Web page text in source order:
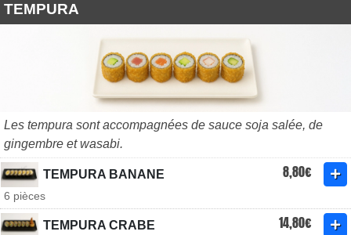
TEMPURA
Les tempura sont accompagnées de sauce soja salée, de
gingembre et wasabi.
TEMPURA BANANE 8,80€
6 pièces
TEMPURA CRABE 14,80€